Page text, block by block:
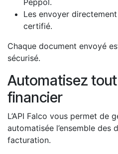
Peppol.
Les envoyer
certifié.
Chaque document envoyé
sécurisé.
Automatisez
financier
L’API Falco vous permet de
automatisée l’ensemble des
facturation.